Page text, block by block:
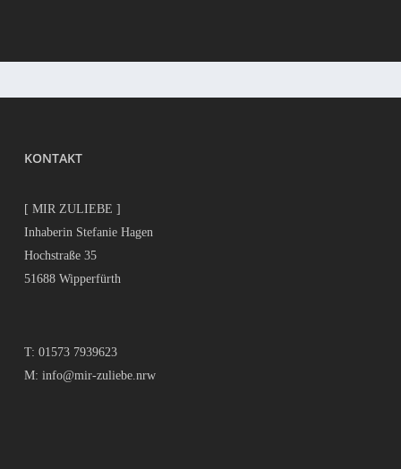
KONTAKT
[ MIR ZULIEBE ]
Inhaberin Stefanie Hagen
Hochstraße 35
51688 Wipperfürth
T: 01573 7939623
M: info@mir-zuliebe.nrw